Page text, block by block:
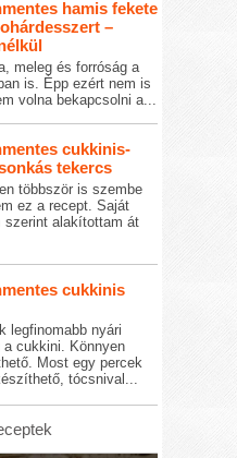
hamis fekete
–
meleg és forróság a
is. Épp ezért nem is
volna bekapcsolni a...
cukkinis-
tekercs
többször is szembe
ez a recept. Saját
szerint alakítottam át
cukkinis
legfinomabb nyári
a cukkini. Könnyen
Most egy percek
tócsnival...